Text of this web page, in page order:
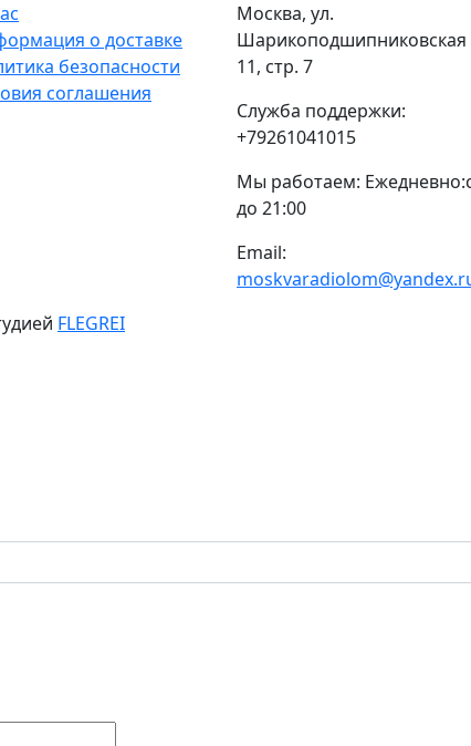
о доставке
безопасности
соглашения
Москва, ул.
Шарикоподшипниковская
11, стр. 7
Служба поддержки:
+79261041015
Мы работаем:
до 21:00
Email:
FLEGREI